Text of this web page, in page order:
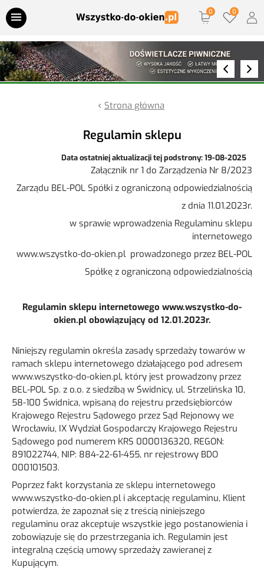
Przejdź do treści
Parapety wewnętrzne
Doświetlacze piwniczne
Nawiewniki
Akcesoria montażowe
Klamki
Strona główna
Regulamin sklepu
Data ostatniej aktualizacji tej podstrony: 19-08-2025
Załącznik nr 1 do Zarządzenia Nr 8/2023
Zarządu BEL-POL Spółki z ograniczoną odpowiedzialnością
z dnia 11.01.2023r.
w sprawie wprowadzenia Regulaminu sklepu
internetowego
www.wszystko-do-okien.pl prowadzonego przez BEL-POL
Spółkę z ograniczoną odpowiedzialnością
Regulamin sklepu internetowego www.wszystko-do-
okien.pl obowiązujący od 12.01.2023r.
Niniejszy regulamin określa zasady sprzedaży towarów w
ramach sklepu internetowego działającego pod adresem
www.wszystko-do-okien.pl, który jest prowadzony przez
BEL-POL Sp. z o.o. z siedzibą w Świdnicy, ul. Strzelińska 10,
58-100 Świdnica, wpisaną do rejestru przedsiębiorców
Krajowego Rejestru Sądowego przez Sąd Rejonowy we
Wrocławiu, IX Wydział Gospodarczy Krajowego Rejestru
Sądowego pod numerem KRS 0000136320, REGON:
891022744, NIP: 884-22-61-455, nr rejestrowy BDO
000101503.
Poprzez fakt korzystania ze sklepu internetowego
www.wszystko-do-okien.pl i akceptację regulaminu, Klient
potwierdza, że zapoznał się z treścią niniejszego
regulaminu oraz akceptuje wszystkie jego postanowienia i
zobowiązuje się do przestrzegania ich. Regulamin jest
integralną częścią umowy sprzedaży zawieranej z
Kupującym.